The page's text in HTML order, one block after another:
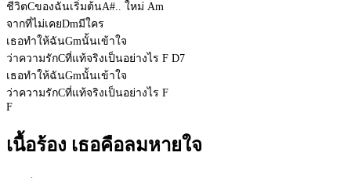
ชีวิตCของฉันเริ่มต้นA#.. ใหม่ Am
จากที่ไม่เคยDmมีใคร
เธอทำให้ฉันGmนั้นเข้าใจ
ว่าความรักCที่แท้จริงเป็นอย่างไร F D7
เธอทำให้ฉันGmนั้นเข้าใจ
ว่าความรักCที่แท้จริงเป็นอย่างไร F
F
เนื้อร้อง เธอคือลมหายใจ